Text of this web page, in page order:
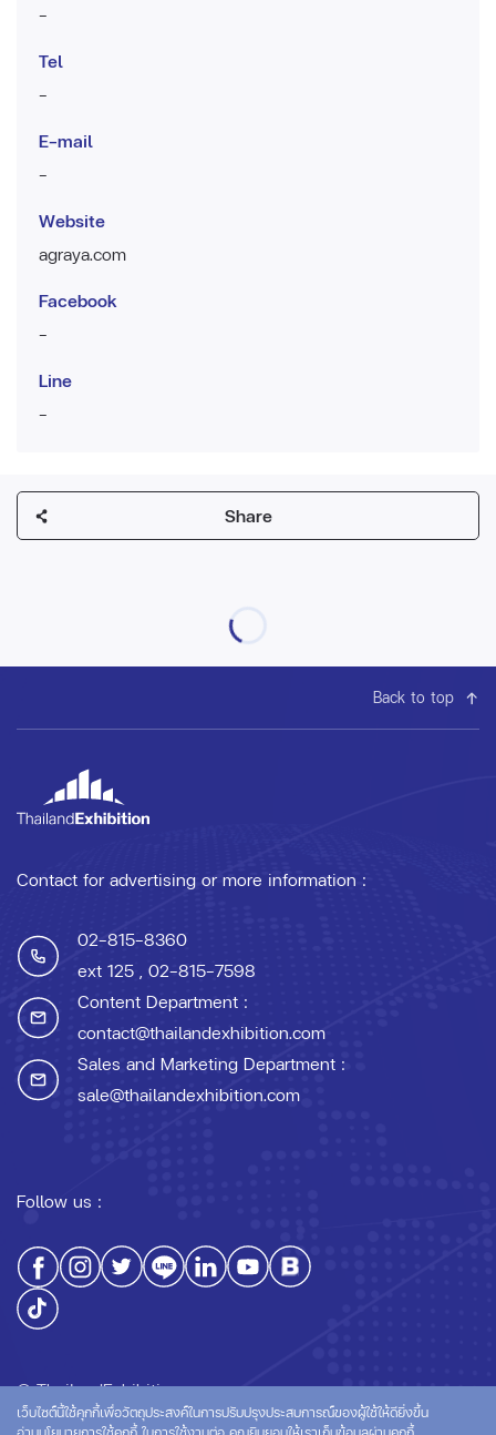
-
Tel
-
E-mail
-
Website
agraya.com
Facebook
-
Line
-
Share
Back to top
Contact for advertising or more information :
02-815-8360
ext 125 , 02-815-7598
Content Department :
contact@thailandexhibition.com
Sales and Marketing Department :
sale@thailandexhibition.com
Follow us :
© ThailandExhibition.com
เว็บไซต์นี้ใช้คุกกี้เพื่อวัตถุประสงค์ในการปรับปรุงประสบการณ์ของผู้ใช้ให้ดียิ่งขึ้น